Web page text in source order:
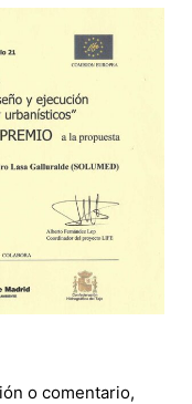
o comentario,